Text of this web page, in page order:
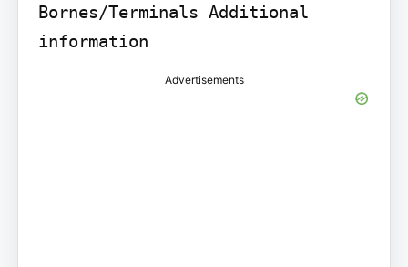
Bornes/Terminals Additional
Advertisements